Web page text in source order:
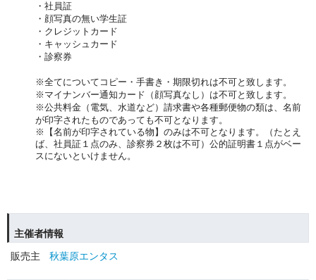
・社員証
・顔写真の無い学生証
・クレジットカード
・キャッシュカード
・診察券
※全てについてコピー・手書き・期限切れは不可と致します。
※マイナンバー通知カード（顔写真なし）は不可と致します。
※公共料金（電気、水道など）請求書や各種郵便物の類は、名前
が印字されたものであっても不可となります。
※【名前が印字されている物】のみは不可となります。（たとえ
ば、社員証１点のみ、診察券２枚は不可）公的証明書１点がベー
スにないといけません。
主催者情報
販売主
秋葉原エンタス